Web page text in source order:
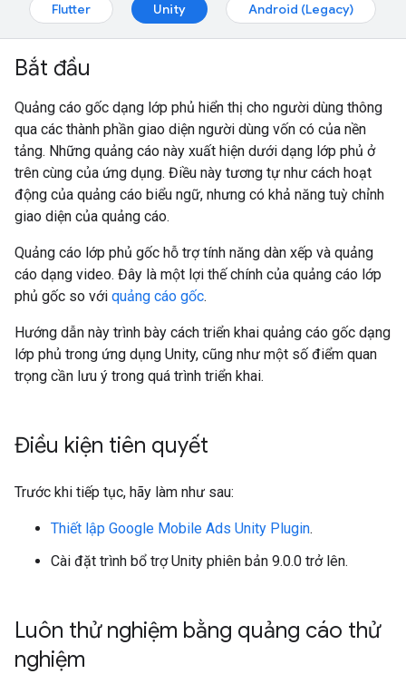
Flutter
Unity Android (Legacy)
Bắt đầu
Quảng cáo gốc dạng lớp phủ hiển thị cho người dùng thông
qua các thành phần giao diện người dùng vốn có của nền
tảng. Những quảng cáo này xuất hiện dưới dạng lớp phủ ở
trên cùng của ứng dụng. Điều này tương tự như cách hoạt
động của quảng cáo biểu ngữ, nhưng có khả năng tuỳ chỉnh
giao diện của quảng cáo.
Quảng cáo lớp phủ gốc hỗ trợ tính năng dàn xếp và quảng
cáo dạng video. Đây là một lợi thế chính của quảng cáo lớp
phủ gốc so với quảng cáo gốc.
Hướng dẫn này trình bày cách triển khai quảng cáo gốc dạng
lớp phủ trong ứng dụng Unity, cũng như một số điểm quan
trọng cần lưu ý trong quá trình triển khai.
Điều kiện tiên quyết
Trước khi tiếp tục, hãy làm như sau:
Thiết lập Google Mobile Ads Unity Plugin.
Cài đặt trình bổ trợ Unity phiên bản 9.0.0 trở lên.
Luôn thử nghiệm bằng quảng cáo thử
nghiệm